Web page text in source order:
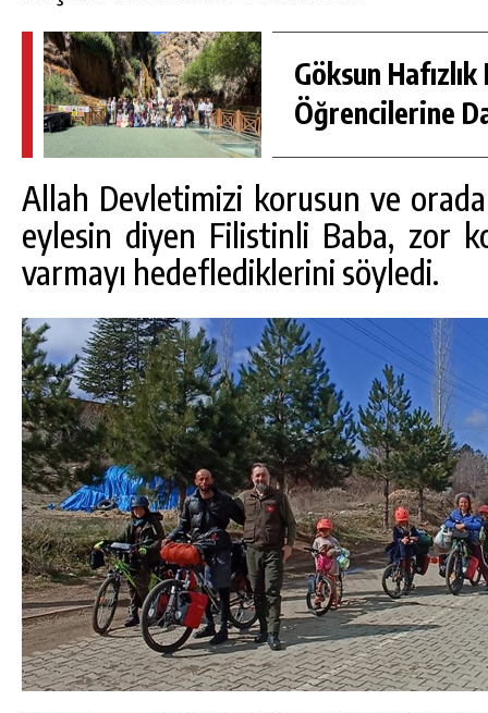
Göksun Hafızlık
Öğrencilerine
Allah Devletimizi korusun ve
eylesin diyen Filistinli Baba, zor
varmayı hedeflediklerini söyledi.